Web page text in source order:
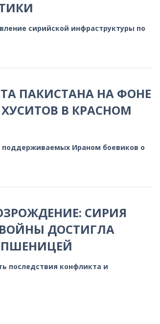
сирийской инфраструктуры по
ПАКИСТАНА НА ФОНЕ
В КРАСНОМ
Ираном боевиков о
СИРИЯ
ДОСТИГЛА
ПШЕНИЦЕЙ
последствия конфликта и